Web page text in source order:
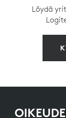
Löydä